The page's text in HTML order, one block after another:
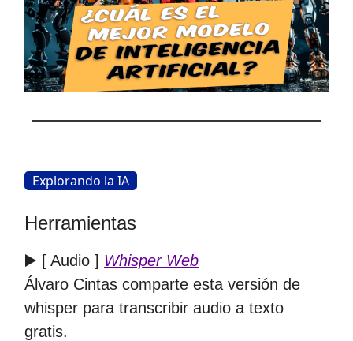
Explorando la IA
Herramientas
▶️ [ Audio ] Whisper Web
Álvaro Cintas comparte esta versión de
whisper para transcribir audio a texto
gratis.